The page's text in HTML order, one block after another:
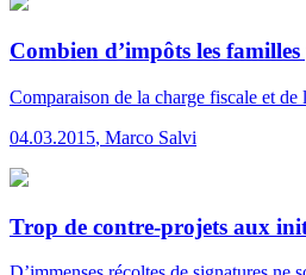
Combien d’impôts les familles
Comparaison de la charge fiscale et
04.03.2015, Marco Salvi
Trop de contre-projets aux